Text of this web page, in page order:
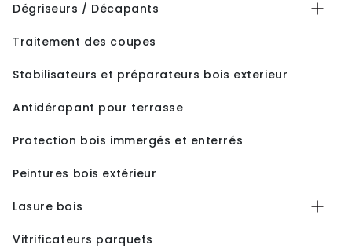
Dégriseurs / Décapants
Traitement des coupes
Stabilisateurs et préparateurs bois exterieur
Antidérapant pour terrasse
Protection bois immergés et enterrés
Peintures bois extérieur
Lasure bois
Vitrificateurs parquets